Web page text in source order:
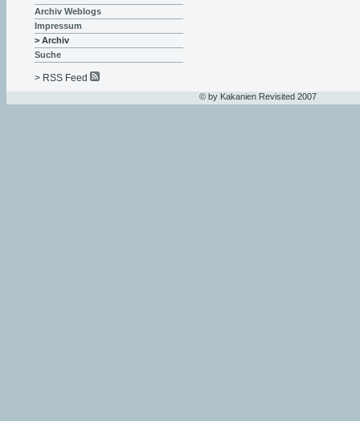
Archiv Weblogs
Impressum
> Archiv
Suche
> RSS Feed
© by Kakanien Revisited 2007